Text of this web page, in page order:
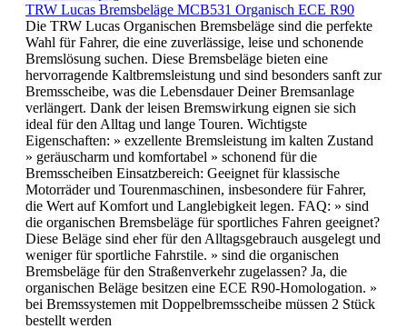
TRW Lucas Bremsbeläge MCB531 Organisch ECE R90
Die TRW Lucas Organischen Bremsbeläge sind die perfekte
Wahl für Fahrer, die eine zuverlässige, leise und schonende
Bremslösung suchen. Diese Bremsbeläge bieten eine
hervorragende Kaltbremsleistung und sind besonders sanft zur
Bremsscheibe, was die Lebensdauer Deiner Bremsanlage
verlängert. Dank der leisen Bremswirkung eignen sie sich
ideal für den Alltag und lange Touren. Wichtigste
Eigenschaften: » exzellente Bremsleistung im kalten Zustand
» geräuscharm und komfortabel » schonend für die
Bremsscheiben Einsatzbereich: Geeignet für klassische
Motorräder und Tourenmaschinen, insbesondere für Fahrer,
die Wert auf Komfort und Langlebigkeit legen. FAQ: » sind
die organischen Bremsbeläge für sportliches Fahren geeignet?
Diese Beläge sind eher für den Alltagsgebrauch ausgelegt und
weniger für sportliche Fahrstile. » sind die organischen
Bremsbeläge für den Straßenverkehr zugelassen? Ja, die
organischen Beläge besitzen eine ECE R90-Homologation. »
bei Bremssystemen mit Doppelbremsscheibe müssen 2 Stück
bestellt werden